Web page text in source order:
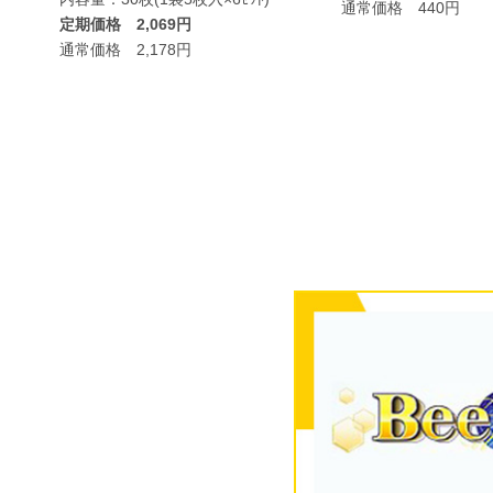
定期価格 2,069円
通常価格 2,178円
通常価格 440円